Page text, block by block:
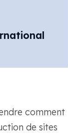
comment
de sites